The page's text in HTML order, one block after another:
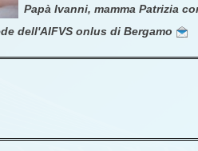
Papà Ivanni, mamma Patrizia
dell'AIFVS onlus di Bergamo